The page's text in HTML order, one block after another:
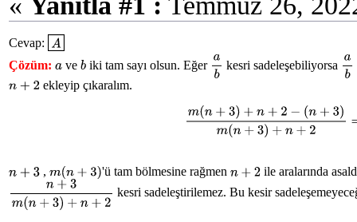
Cevap: A
Çözüm: ave biki tam sayı olsun. Eğer ab kesri sadeleşebiliyorsa ab
n+2 ekleyip çıkaralım.
m (n+3) +n +2−( n+3 m( n+ 3)+
n+3 , m(n+ 3) 'ü tam bölmesine rağmen n+2
ile aralarında
n+3m(n+3)+n+2 kesri sadeleştirilemez. Bu kesir